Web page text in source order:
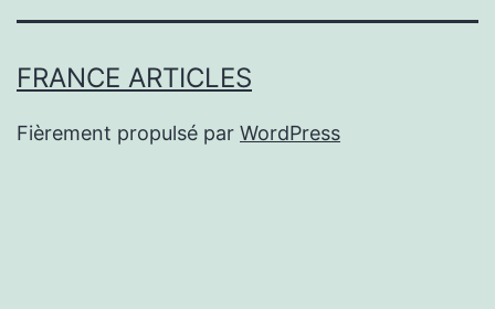
FRANCE ARTICLES
Fièrement propulsé par WordPress